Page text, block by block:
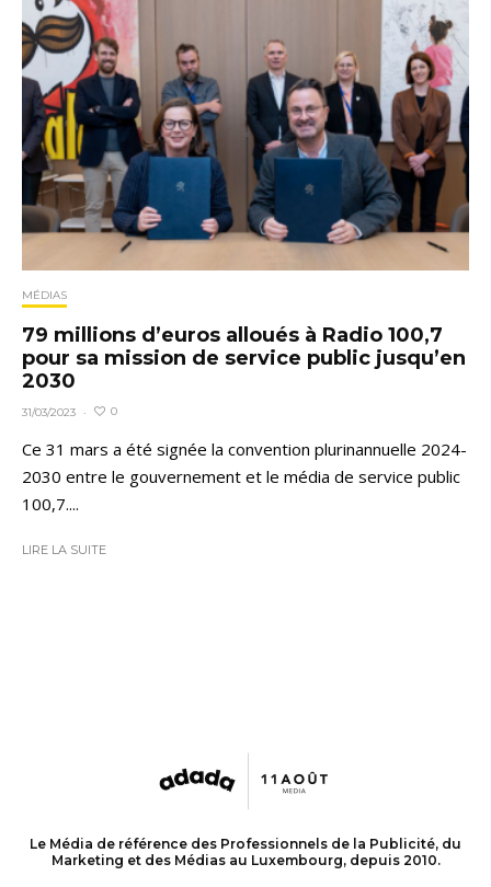
MÉDIAS
79 millions d’euros alloués à Radio 100,7
pour sa mission de service public jusqu’en
2030
31/03/2023 · 0
Ce 31 mars a été signée la convention plurinannuelle 2024-
2030 entre le gouvernement et le média de service public
100,7....
LIRE LA SUITE
Le Média de référence des Professionnels de la Publicité, du
Marketing et des Médias au Luxembourg, depuis 2010.